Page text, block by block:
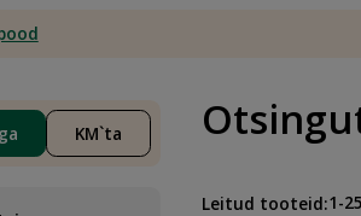
KM`ta
Leitud tooteid:1-